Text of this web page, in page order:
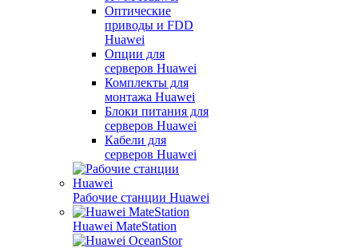
Оптические
приводы и FDD
Huawei
Опции для
серверов Huawei
Комплекты для
монтажа Huawei
Блоки питания для
серверов Huawei
Кабели для
серверов Huawei
Рабочие станции Huawei
Huawei MateStation